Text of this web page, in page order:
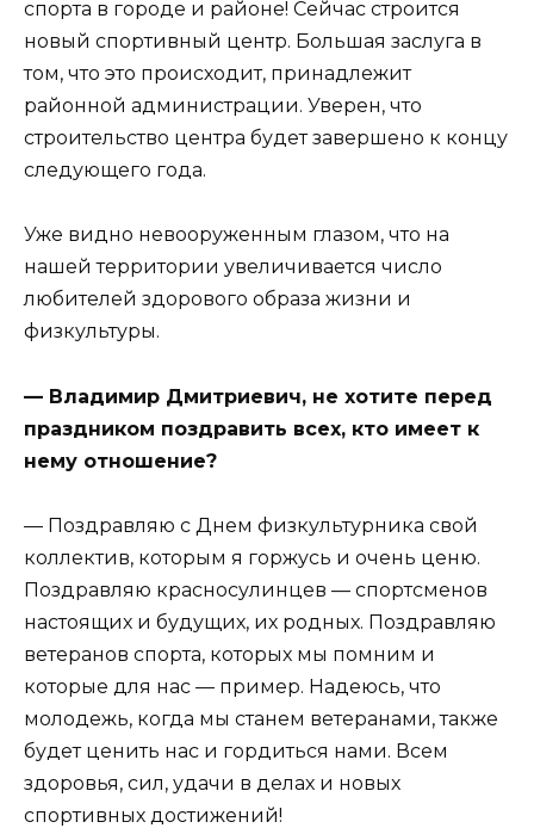
спорта в городе и районе! Сейчас строится
новый спортивный центр. Большая заслуга в
том, что это происходит, принадлежит
районной администрации. Уверен, что
строительство центра будет завершено к концу
следующего года.
Уже видно невооруженным глазом, что на
нашей территории увеличивается число
любителей здорового образа жизни и
физкультуры.
— Владимир Дмитриевич, не хотите перед
праздником поздравить всех, кто имеет к
нему отношение?
— Поздравляю с Днем физкультурника свой
коллектив, которым я горжусь и очень ценю.
Поздравляю красносулинцев — спортсменов
настоящих и будущих, их родных. Поздравляю
ветеранов спорта, которых мы помним и
которые для нас — пример. Надеюсь, что
молодежь, когда мы станем ветеранами, также
будет ценить нас и гордиться нами. Всем
здоровья, сил, удачи в делах и новых
спортивных достижений!